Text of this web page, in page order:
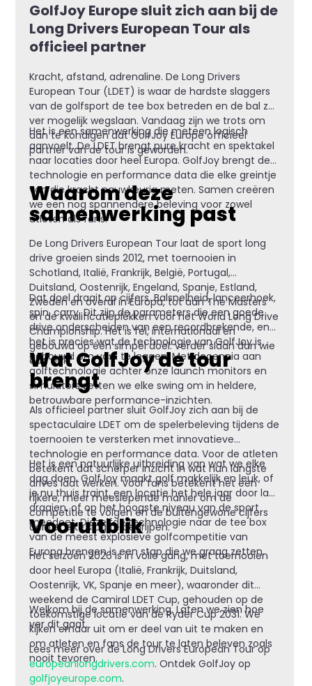
GolfJoy Europe sluit zich aan bij de
Long Drivers European Tour als
officieel partner
Kracht, afstand, adrenaline. De Long Drivers
European Tour (LDET) is waar de hardste slaggers
van de golfsport de tee box betreden en de bal zo
ver mogelijk wegslaan. Vandaag zijn we trots om
aan te kondigen dat GolfJoy Europe officieel
partner van de tour is geworden.
Het is een samenwerking die meteen logisch
aanvoelt. De LDET brengt pure kracht en spektakel
naar locaties door heel Europa. GolfJoy brengt de
technologie en performance data die elke greintje
van die kracht nauwkeurig meten. Samen creëren
we een nog spannendere beleving voor zowel
atleten als fans.
Waarom deze
samenwerking past
De Long Drivers European Tour laat de sport long
drive groeien sinds 2012, met toernooien in
Schotland, Italië, Frankrijk, België, Portugal,
Duitsland, Oostenrijk, Engeland, Spanje, Estland,
Zweden en overal in Europa, tot aan The Masters
en de kwalificatieplekken voor het World Long Drive
Championship. Het is fel, internationaal en
gebouwd op één simpel doel: verder slaan dan wie
dan ook.
Dat doel draait op cijfers. Balsnelheid, lanceerhoek,
spin, carry. Dit zijn de parameters die een goede
drive onderscheiden van een recordbrekende, en
het is precies wat de technologie van GolfJoy is
gebouwd om vast te leggen. Met decennia aan
golftechnologie achter onze launch monitors en
simulators zetten we elke swing om in heldere,
betrouwbare performance-inzichten.
Wat GolfJoy de tour
brengt
Als officieel partner sluit GolfJoy zich aan bij de
spectaculaire LDET om de spelerbeleving tijdens de
toernooien te versterken met innovatieve
technologie en performance data. Voor de atleten
betekent dat scherper inzicht in wat hun langste
drives laat werken. Voor fans betekent het een
rijkere, meer meeslepende manier om de
competitie te volgen en de buitengewone cijfers
achter elke slag te begrijpen.
Het is een natuurlijke uitbreiding van wat we elke
dag doen. GolfJoy maakt golf makkelijk en leuk, of
je nu thuis traint, een locatie het hele jaar door laat
draaien, of op het hoogste niveau van de sport
meedoet. Diezelfde technologie naar de tee box
van de meest explosieve golfcompetitie van
Europa brengen is een stap die we graag zetten.
Vooruitblik
Het seizoen 2026 is in volle gang, met toernooien
door heel Europa (Italië, Frankrijk, Duitsland,
Oostenrijk, VK, Spanje en meer), waaronder dit
weekend de Camiral LDET Cup, gehouden op de
toekomstige locatie van de Ryder Cup 2031. We
kijken ernaar uit om er deel van uit te maken en
om atleten en fans de tour te laten beleven zoals
nooit tevoren.
Welkom bij de samenwerking. Laten we zien hoe
ver dit gaat.
Lees meer over de Long Drivers European Tour op
europeanlongdrivers.com. Ontdek GolfJoy op
golfjoyeurope.com.